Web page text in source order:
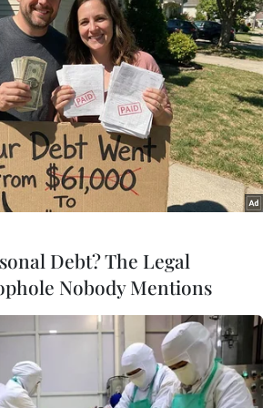
(TTXVN/Vietnam+)
động sản #chứng khoán
Debt? The Legal
Nobody Mentions